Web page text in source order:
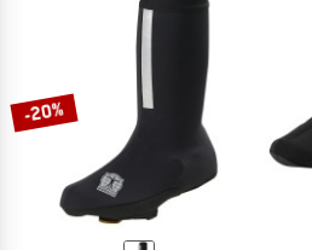
-20%